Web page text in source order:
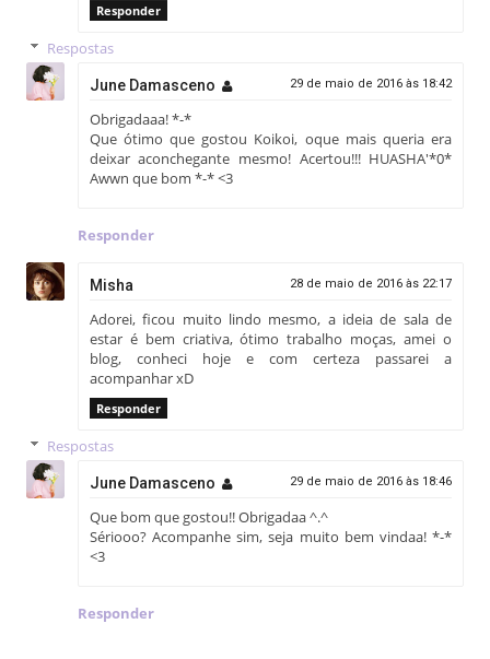
Responder
Respostas
June Damasceno 29 de maio de 2016 às 18:42
Obrigadaaa! *-*
Que ótimo que gostou Koikoi, oque mais queria era
deixar aconchegante mesmo! Acertou!!! HUASHA'*0*
Awwn que bom *-* <3
Responder
Misha 28 de maio de 2016 às 22:17
Adorei, ficou muito lindo mesmo, a ideia de sala de
estar é bem criativa, ótimo trabalho moças, amei o
blog, conheci hoje e com certeza passarei a
acompanhar xD
Responder
Respostas
June Damasceno 29 de maio de 2016 às 18:46
Que bom que gostou!! Obrigadaa ^.^
Sériooo? Acompanhe sim, seja muito bem vindaa! *-*
<3
Responder